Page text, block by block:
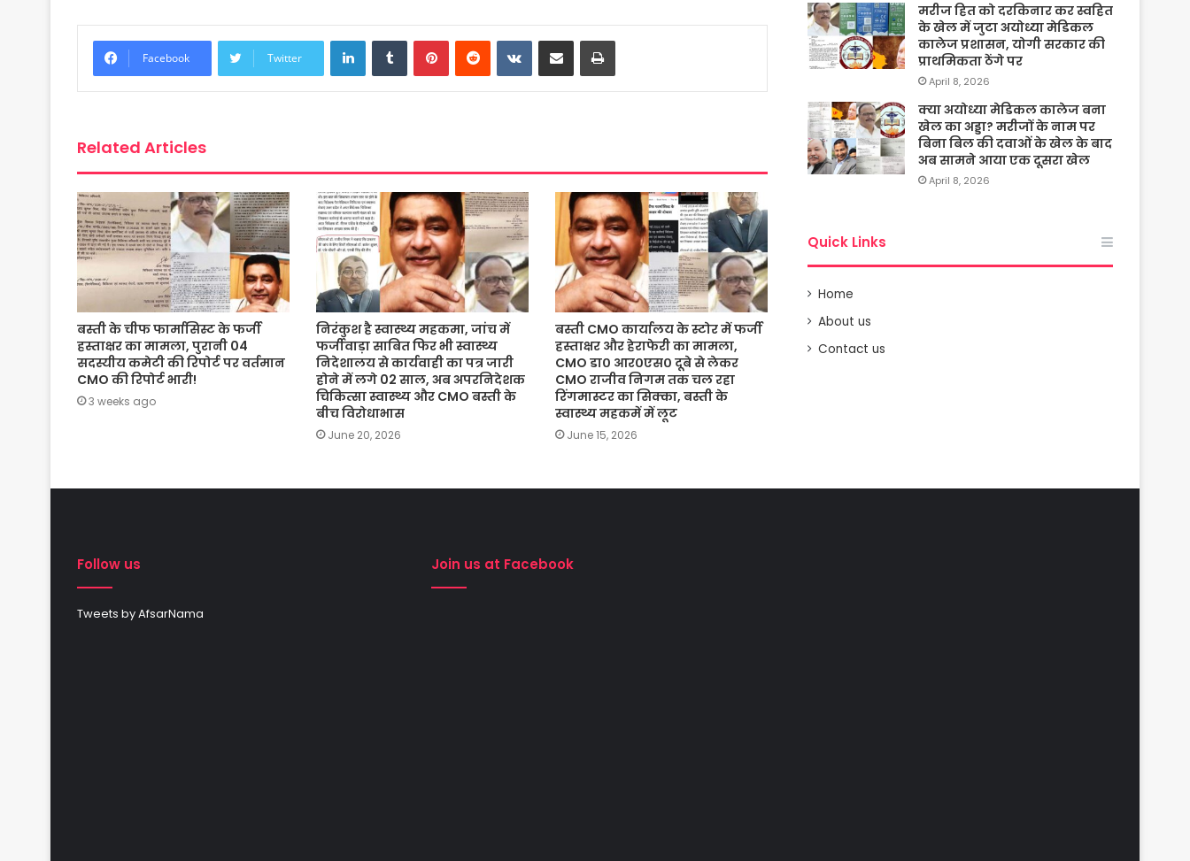
b
o
e
s
A
g
Facebook Twitter
LinkedInTumblrPinterestReddit VKontakte
Share via Email Print
Related Articles
बस्ती के चीफ फार्मासिस्ट के फर्जी
हस्ताक्षर का मामला, पुरानी 04
सदस्यीय कमेटी की रिपोर्ट पर वर्तमान
CMO की रिपोर्ट भारी!
3 weeks ago
निरंकुश है स्वास्थ्य महकमा, जांच में
फर्जीवाड़ा साबित फिर भी स्वास्थ्य
निदेशालय से कार्यवाही का पत्र जारी
होने में लगे 02 साल, अब अपरनिदेशक
चिकित्सा स्वास्थ्य और CMO बस्ती के
बीच विरोधाभास
June 20, 2026
बस्ती CMO कार्यालय के स्टोर में फर्जी
हस्ताक्षर और हेराफेरी का मामला,
CMO डा० आर०एस० दूबे से लेकर
CMO राजीव निगम तक चल रहा
रिंगमास्टर का सिक्का, बस्ती के
स्वास्थ्य महकमें में लूट
June 15, 2026
मरीज हित को दरकिनार कर स्वहित
के खेल में जुटा अयोध्या मेडिकल
कालेज प्रशासन, योगी सरकार की
प्राथमिकता ठेंगे पर
April 8, 2026
क्या अयोध्या मेडिकल कालेज बना
खेल का अड्डा? मरीजों के नाम पर
बिना बिल की दवाओं के खेल के बाद
अब सामने आया एक दूसरा खेल
April 8, 2026
Quick Links
Home
About us
Contact us
Follow us
Tweets by AfsarNama
Join us at Facebook